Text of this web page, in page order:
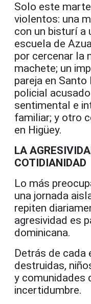
Solo este
violentos: una
con un bisturí a
escuela de
por cercenar la
machete; un
pareja en Santo
policial
sentimental e
familiar; y otro
en Higüey.
LA
COTIDIANIDAD
Lo más
una jornada
repiten
agresividad es
dominicana.
Detrás de cada
destruidas,
y comunidades
incertidumbre.